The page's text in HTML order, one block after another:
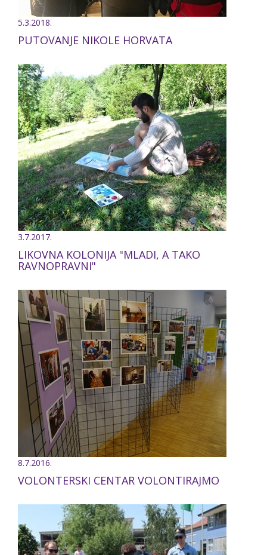
5.3.2018.
PUTOVANJE NIKOLE HORVATA
3.7.2017.
LIKOVNA KOLONIJA "MLADI, A TAKO
RAVNOPRAVNI"
8.7.2016.
VOLONTERSKI CENTAR VOLONTIRAJMO